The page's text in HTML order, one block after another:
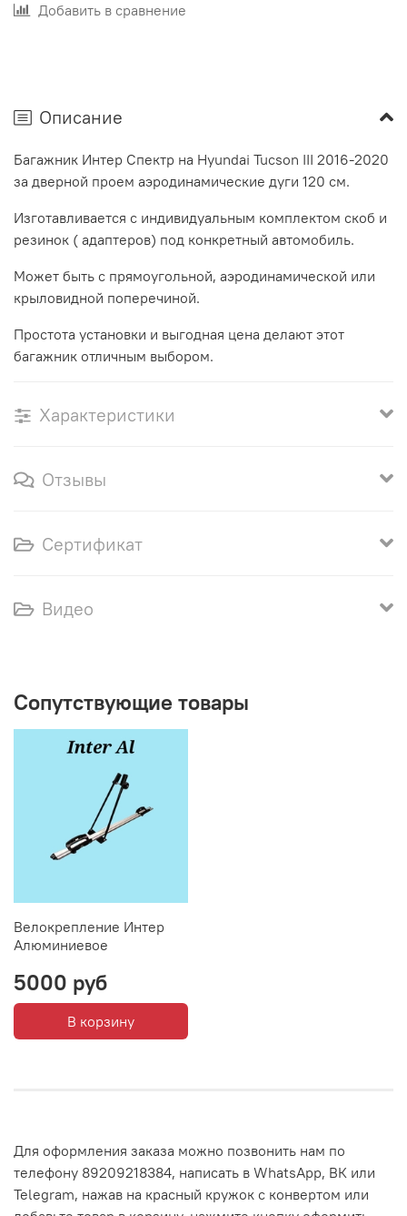
Добавить в сравнение
Описание
Багажник Интер Спектр на Hyundai Tucson III 2016-2020
за дверной проем аэродинамические дуги 120 см.
Изготавливается с индивидуальным комплектом скоб и
резинок ( адаптеров) под конкретный автомобиль.
Может быть с прямоугольной, аэродинамической или
крыловидной поперечиной.
Простота установки и выгодная цена делают этот
багажник отличным выбором.
Характеристики
Отзывы
Сертификат
Видео
Сопутствующие товары
Велокрепление Интер
Алюминиевое
5000 руб
В корзину
Для оформления заказа можно позвонить нам по
телефону 89209218384, написать в WhatsApp, ВК или
Telegram, нажав на красный кружок с конвертом или